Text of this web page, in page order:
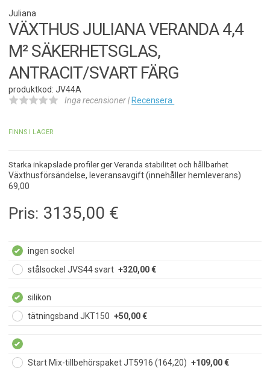
Juliana
VÄXTHUS JULIANA VERANDA 4,4
M² SÄKERHETSGLAS,
ANTRACIT/SVART FÄRG
produktkod: JV44A
Inga recensioner | Recensera
FINNS I LAGER
Starka inkapslade profiler ger Veranda stabilitet och hållbarhet
Växthusförsändelse, leveransavgift (innehåller hemleverans)
69,00
Pris: 3135,00 €
ingen sockel
stålsockel JVS44 svart +320,00 €
silikon
tätningsband JKT150 +50,00 €
Start Mix-tillbehörspaket JT5916 (164,20) +109,00 €